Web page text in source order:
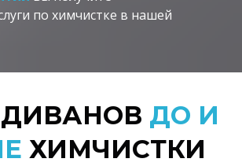
по химчистке в нашей
ДО И
ХИМЧИСТКИ